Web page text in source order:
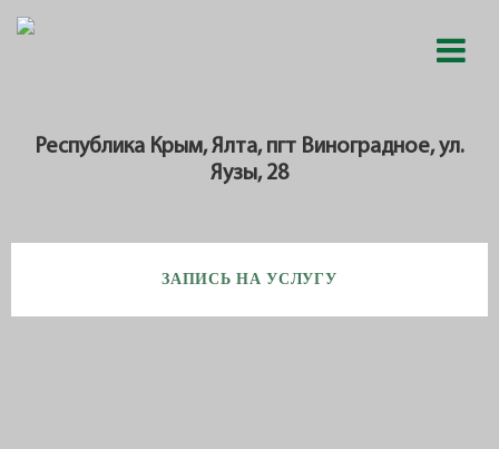
Республика Крым, Ялта, пгт Виноградное, ул.
Яузы, 28
ЗАПИСЬ НА УСЛУГУ